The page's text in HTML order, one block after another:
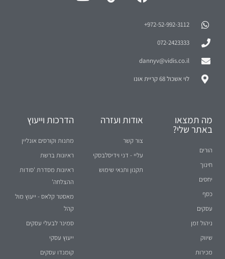
972-52-992-3112⁩+
072-2423333
dannyv@vidis.co.il
לוי אשכול 68 קריית אונו
מה תמצאו
באתר שלי?
הורים
חינוך
יחסים
כסף
עסקים
ניהול זמן
שיווק
מכירות
אודות ועזרה
צור קשר
עליי - דני וידיסלבסקי
תקנון ותנאי שימוש
הדרכות וייעוץ
מתנות וקורסים אונליין
ראיונות ברשת
ראיונות מסדרת 'סודות
ההצלחה'
מאסטר קלאס - ייעוץ מול
קהל
סמינר לבעלי עסקים
ייעוץ עסקי
קומנדו עסקים